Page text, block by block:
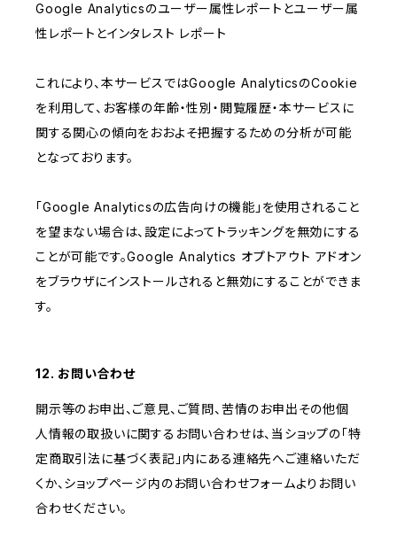
Google Analyticsのユーザー属性レポートとユーザー属
性レポートとインタレスト レポート
これにより、本サービスではGoogle AnalyticsのCookie
を利用して、お客様の年齢・性別・閲覧履歴・本サービスに
関する関心の傾向をおおよそ把握するための分析が可能
となっております。
「Google Analyticsの広告向けの機能」を使用されること
を望まない場合は、設定によってトラッキングを無効にする
ことが可能です。Google Analytics オプトアウト アドオン
をブラウザにインストールされると無効にすることができま
す。
12. お問い合わせ
開示等のお申出、ご意見、ご質問、苦情のお申出その他個
人情報の取扱いに関するお問い合わせは、当ショップの「特
定商取引法に基づく表記」内にある連絡先へご連絡いただ
くか、ショップページ内のお問い合わせフォームよりお問い
合わせください。